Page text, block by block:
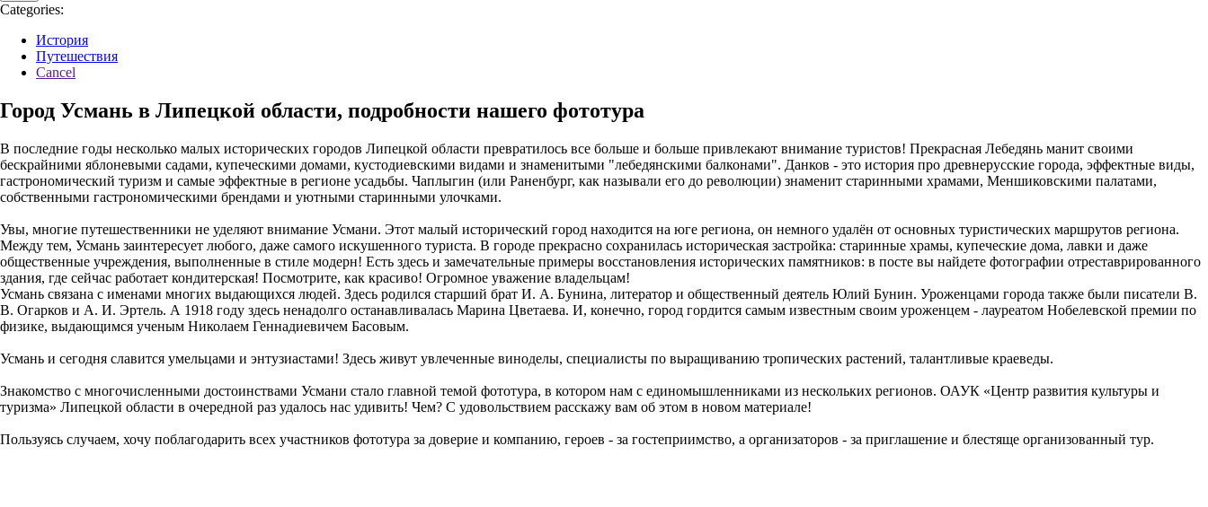
Categories:
История
Путешествия
Cancel
Город Усмань в Липецкой области, подробности нашего фототура
В последние годы несколько малых исторических городов Липецкой области превратилось все больше и больше привлекают внимание туристов! Прекрасная Лебедянь манит своими
бескрайними яблоневыми садами, купеческими домами, кустодиевскими видами и знаменитыми "лебедянскими балконами". Данков - это история про древнерусские города, эффектные виды,
гастрономический туризм и самые эффектные в регионе усадьбы. Чаплыгин (или Раненбург, как называли его до революции) знаменит старинными храмами, Меншиковскими палатами,
собственными гастрономическими брендами и уютными старинными улочками.
Увы, многие путешественники не уделяют внимание Усмани. Этот малый исторический город находится на юге региона, он немного удалён от основных туристических маршрутов региона.
Между тем, Усмань заинтересует любого, даже самого искушенного туриста. В городе прекрасно сохранилась историческая застройка: старинные храмы, купеческие дома, лавки и даже
общественные учреждения, выполненные в стиле модерн! Есть здесь и замечательные примеры восстановления исторических памятников: в посте вы найдете фотографии отреставрированного
здания, где сейчас работает кондитерская! Посмотрите, как красиво! Огромное уважение владельцам!
Усмань связана с именами многих выдающихся людей. Здесь родился старший брат И. А. Бунина, литератор и общественный деятель Юлий Бунин. Уроженцами города также были писатели В.
В. Огарков и А. И. Эртель. А 1918 году здесь ненадолго останавливалась Марина Цветаева. И, конечно, город гордится самым известным своим уроженцем - лауреатом Нобелевской премии по
физике, выдающимся ученым Николаем Геннадиевичем Басовым.
Усмань и сегодня славится умельцами и энтузиастами! Здесь живут увлеченные виноделы, специалисты по выращиванию тропических растений, талантливые краеведы.
Знакомство с многочисленными достоинствами Усмани стало главной темой фототура, в котором нам с единомышленниками из нескольких регионов. ОАУК «Центр развития культуры и
туризма» Липецкой области в очередной раз удалось нас удивить! Чем? С удовольствием расскажу вам об этом в новом материале!
Пользуясь случаем, хочу поблагодарить всех участников фототура за доверие и компанию, героев - за гостеприимство, а организаторов - за приглашение и блестяще организованный тур.